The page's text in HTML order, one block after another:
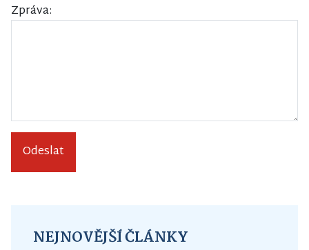
Zpráva:
Odeslat
NEJNOVĚJŠÍ ČLÁNKY